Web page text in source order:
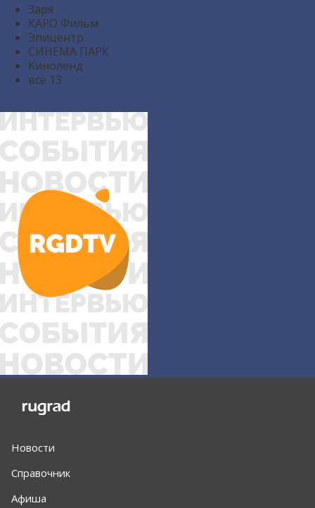
Заря
КАРО Фильм
Эпицентр
СИНЕМА ПАРК
Киноленд
все 13
Новости
Справочник
Афиша